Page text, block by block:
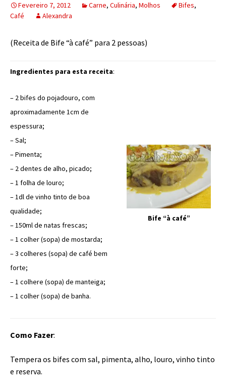
Fevereiro 7, 2012 Carne, Culinária, Molhos Bifes,
Café
Alexandra
(Receita de Bife “à café” para 2 pessoas)
Ingredientes para esta receita:
– 2 bifes do pojadouro, com
aproximadamente 1cm de
espessura;
– Sal;
– Pimenta;
– 2 dentes de alho, picado;
– 1 folha de louro;
– 1dl de vinho tinto de boa
qualidade;
– 150ml de natas frescas;
– 1 colher (sopa) de mostarda;
– 3 colheres (sopa) de café bem
forte;
– 1 colhere (sopa) de manteiga;
– 1 colher (sopa) de banha.
Bife “à café”
Como Fazer:
Tempera os bifes com sal, pimenta, alho, louro, vinho tinto
e reserva.